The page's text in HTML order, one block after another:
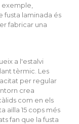
fusta laminada és
fabricar una
a l'estalvi
tèrmic. Les
per regular
crea
com en els
aïlla 15 cops més
fan que la fusta